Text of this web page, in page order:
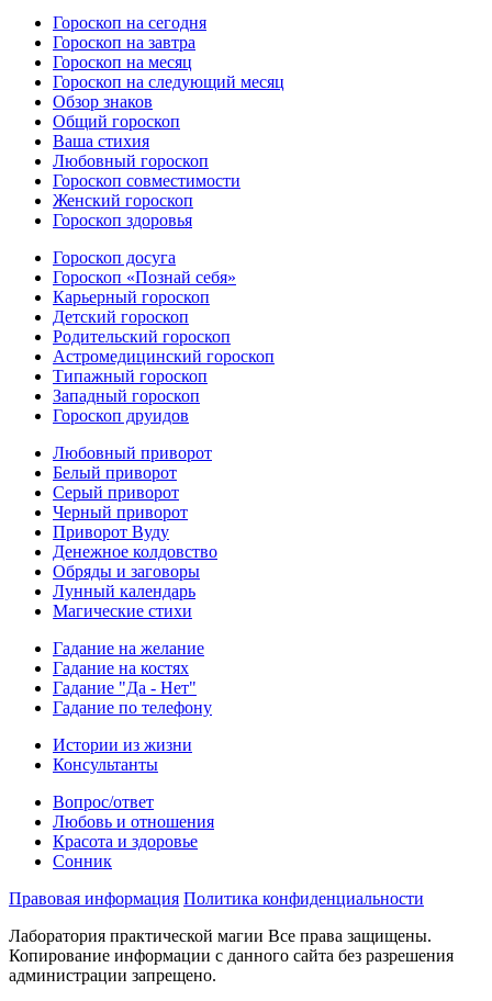
Гороскоп на сегодня
Гороскоп на завтра
Гороскоп на месяц
Гороскоп на следующий месяц
Обзор знаков
Общий гороскоп
Ваша стихия
Любовный гороскоп
Гороскоп совместимости
Женский гороскоп
Гороскоп здоровья
Гороскоп досуга
Гороскоп «Познай себя»
Карьерный гороскоп
Детский гороскоп
Родительский гороскоп
Астромедицинский гороскоп
Типажный гороскоп
Западный гороскоп
Гороскоп друидов
Любовный приворот
Белый приворот
Серый приворот
Черный приворот
Приворот Вуду
Денежное колдовство
Обряды и заговоры
Лунный календарь
Магические стихи
Гадание на желание
Гадание на костях
Гадание "Да - Нет"
Гадание по телефону
Истории из жизни
Консультанты
Вопрос/ответ
Любовь и отношения
Красота и здоровье
Сонник
Правовая информация Политика конфиденциальности
Лаборатория практической магии Все права защищены.
Копирование информации с данного сайта без разрешения
администрации запрещено.